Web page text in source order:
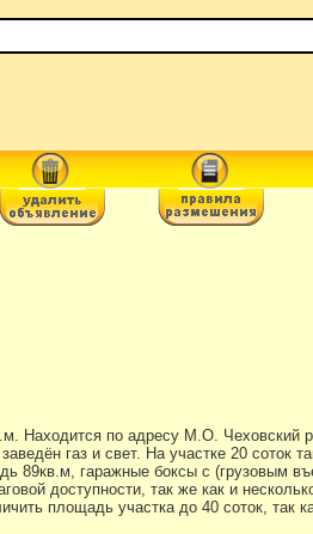
Находится по адресу М.О. Чеховский
газ и свет. На участке 20 соток
89кв.м, гаражные боксы с (грузовым
доступности, так же как и
площадь участка до 40 соток, так